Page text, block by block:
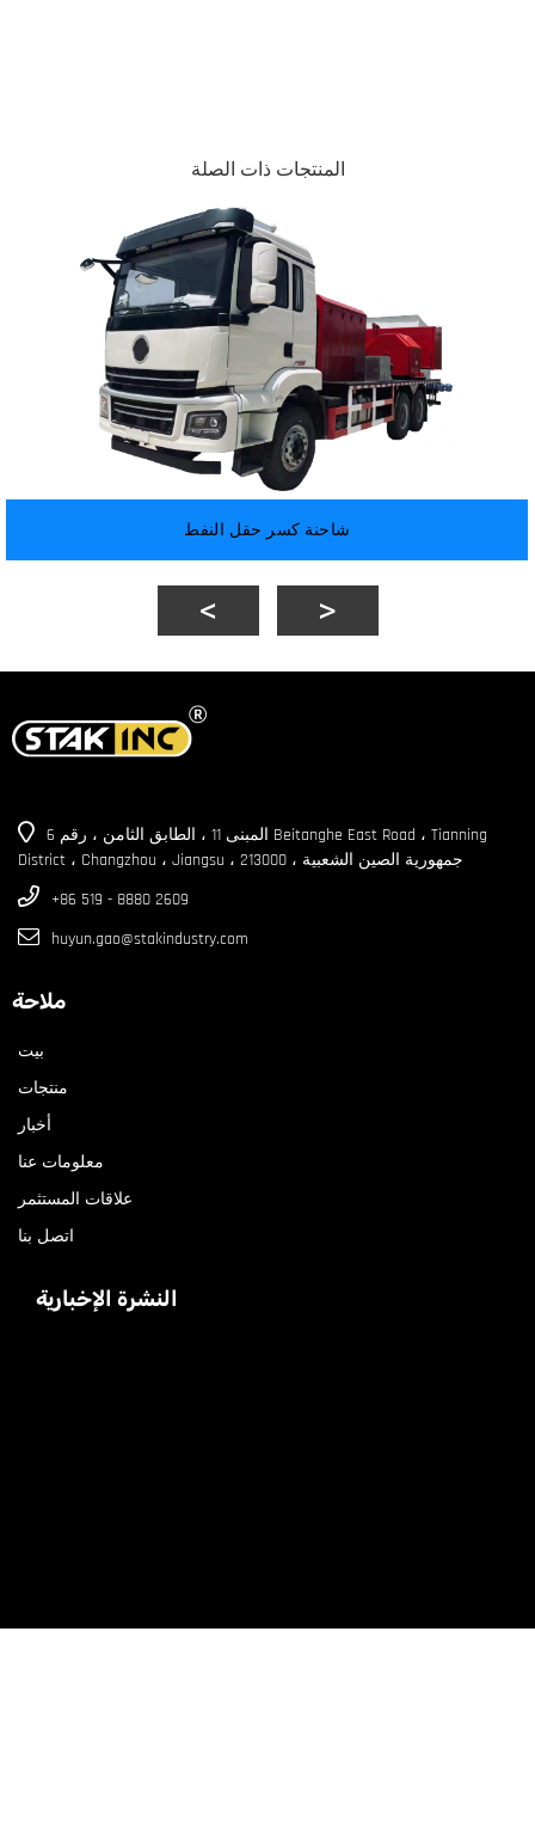
المنتجات ذات الصلة
شاحنة كسر حقل النفط
المبنى 11 ، الطابق الثامن ، رقم 6 Beitanghe East Road ، Tianning
District ، Changzhou ، Jiangsu ، جمهورية الصين الشعبية ، 213000
+86 519 - 8880 2609
huyun.gao@stakindustry.com
ملاحة
بيت
منتجات
أخبار
معلومات عنا
علاقات المستثمر
اتصل بنا
النشرة الإخبارية